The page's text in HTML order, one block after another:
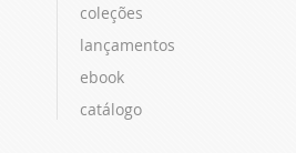
coleções
lançamentos
ebook
catálogo